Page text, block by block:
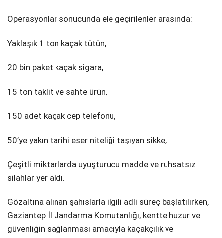
Operasyonlar sonucunda ele geçirilenler arasında:
Yaklaşık 1 ton kaçak tütün,
20 bin paket kaçak sigara,
15 ton taklit ve sahte ürün,
150 adet kaçak cep telefonu,
50’ye yakın tarihi eser niteliği taşıyan sikke,
Çeşitli miktarlarda uyuşturucu madde ve ruhsatsız
silahlar yer aldı.
Gözaltına alınan şahıslarla ilgili adli süreç başlatılırken,
Gaziantep İl Jandarma Komutanlığı, kentte huzur ve
güvenliğin sağlanması amacıyla kaçakçılık ve